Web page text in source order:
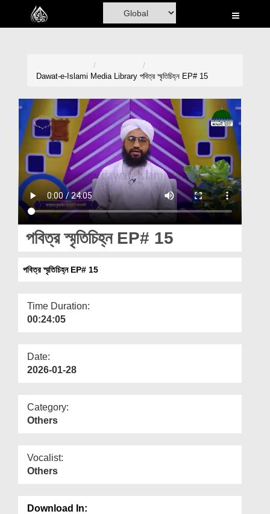
Home
Madani Channel
Volunteer Portal
Rohani Ilaj
Donation
Magazine
Departments
More
Dawat-e-Islami Media Library পবিত্র স্মৃতিচিহ্ন EP# 15
পবিত্র স্মৃতিচিহ্ন EP# 15
পবিত্র স্মৃতিচিহ্ন EP# 15
Time Duration:
00:24:05
Date:
2026-01-28
Category:
Others
Vocalist:
Others
Download In: